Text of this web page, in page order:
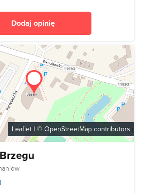
Dodaj opinię
Leaflet | © OpenStreetMap contributors